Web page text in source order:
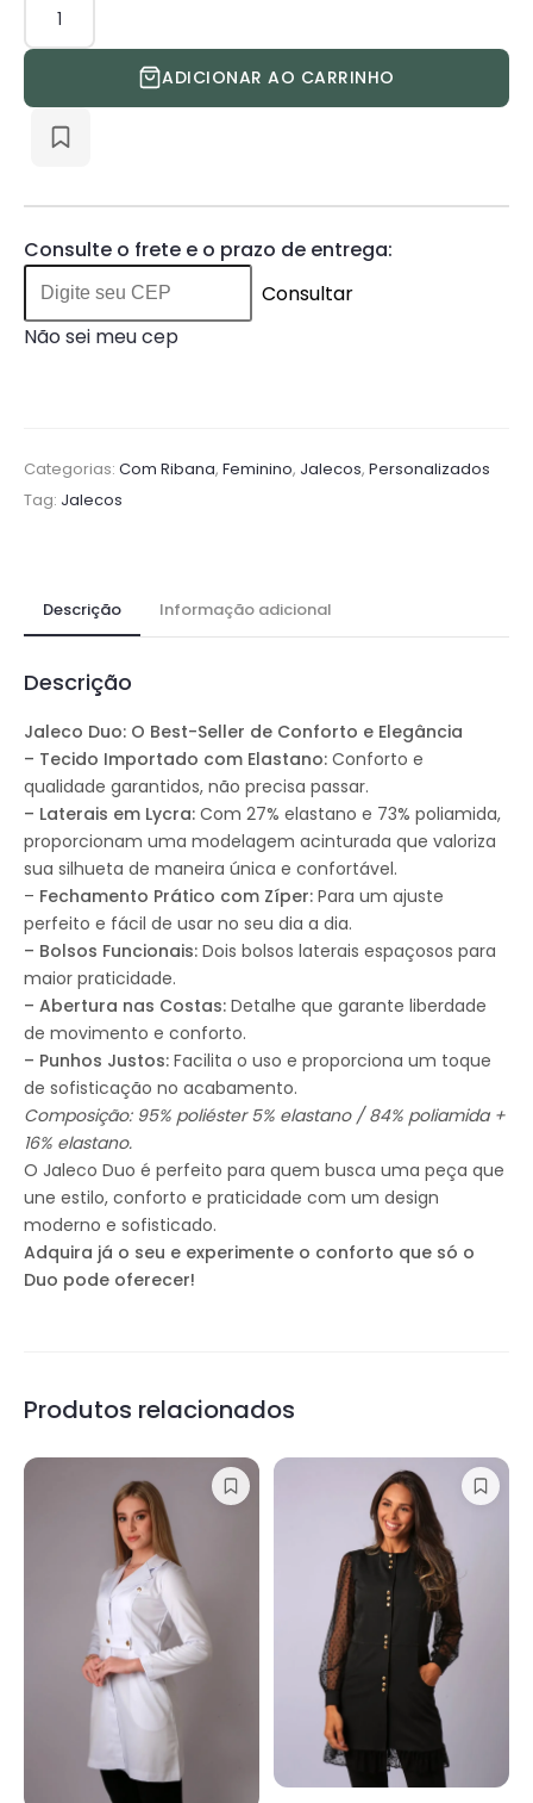
quantidade
ADICIONAR AO CARRINHO
Consulte o frete e o prazo de entrega:
Consultar
Não sei meu cep
Categorias: Com Ribana, Feminino, Jalecos, Personalizados
Tag: Jalecos
Descrição Informação adicional
Descrição
Jaleco Duo: O Best-Seller de Conforto e Elegância
– Tecido Importado com Elastano: Conforto e
qualidade garantidos, não precisa passar.
– Laterais em Lycra: Com 27% elastano e 73% poliamida,
proporcionam uma modelagem acinturada que valoriza
sua silhueta de maneira única e confortável.
– Fechamento Prático com Zíper: Para um ajuste
perfeito e fácil de usar no seu dia a dia.
– Bolsos Funcionais: Dois bolsos laterais espaçosos para
maior praticidade.
– Abertura nas Costas: Detalhe que garante liberdade
de movimento e conforto.
– Punhos Justos: Facilita o uso e proporciona um toque
de sofisticação no acabamento.
Composição: 95% poliéster 5% elastano / 84% poliamida +
16% elastano.
O Jaleco Duo é perfeito para quem busca uma peça que
une estilo, conforto e praticidade com um design
moderno e sofisticado.
Adquira já o seu e experimente o conforto que só o
Duo pode oferecer!
Produtos relacionados